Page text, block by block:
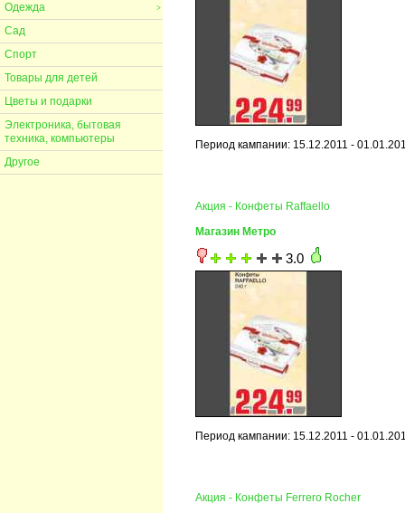
>
Одежда
Сад
Спорт
Товары для детей
Цветы и подарки
Электроника, бытовая
техника, компьютеры
Другое
Период кампании: 15.12.2011 -
Акция - Конфеты Raffaello
Магазин Метро
3.0
Период кампании: 15.12.2011 -
Акция - Конфеты Ferrero Rocher